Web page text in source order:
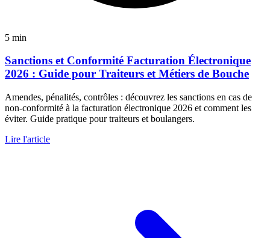
5 min
Sanctions et Conformité Facturation Électronique
2026 : Guide pour Traiteurs et Métiers de Bouche
Amendes, pénalités, contrôles : découvrez les sanctions en cas de
non-conformité à la facturation électronique 2026 et comment les
éviter. Guide pratique pour traiteurs et boulangers.
Lire l'article